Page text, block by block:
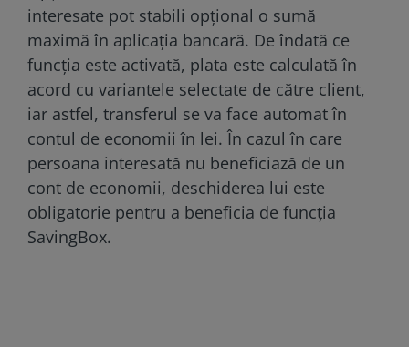
interesate pot stabili opțional o sumă
maximă în aplicația bancară. De îndată ce
funcția este activată, plata este calculată în
acord cu variantele selectate de către client,
iar astfel, transferul se va face automat în
contul de economii în lei. În cazul în care
persoana interesată nu beneficiază de un
cont de economii, deschiderea lui este
obligatorie pentru a beneficia de funcția
SavingBox.